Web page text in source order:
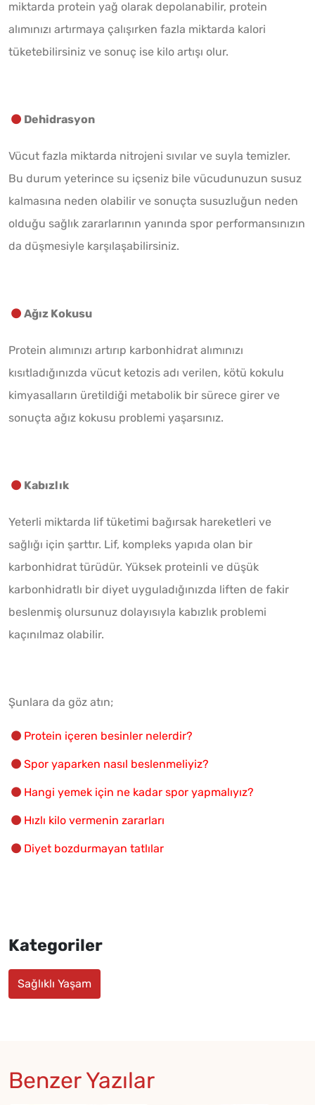
miktarda protein yağ olarak depolanabilir, protein
alımınızı artırmaya çalışırken fazla miktarda kalori
tüketebilirsiniz ve sonuç ise kilo artışı olur.
Dehidrasyon
Vücut fazla miktarda nitrojeni sıvılar ve suyla temizler.
Bu durum yeterince su içseniz bile vücudunuzun susuz
kalmasına neden olabilir ve sonuçta susuzluğun neden
olduğu sağlık zararlarının yanında spor performansınızın
da düşmesiyle karşılaşabilirsiniz.
Ağız Kokusu
Protein alımınızı artırıp karbonhidrat alımınızı
kısıtladığınızda vücut ketozis adı verilen, kötü kokulu
kimyasalların üretildiği metabolik bir sürece girer ve
sonuçta ağız kokusu problemi yaşarsınız.
Kabızlık
Yeterli miktarda lif tüketimi bağırsak hareketleri ve
sağlığı için şarttır. Lif, kompleks yapıda olan bir
karbonhidrat türüdür. Yüksek proteinli ve düşük
karbonhidratlı bir diyet uyguladığınızda liften de fakir
beslenmiş olursunuz dolayısıyla kabızlık problemi
kaçınılmaz olabilir.
Şunlara da göz atın;
Protein içeren besinler nelerdir?
Spor yaparken nasıl beslenmeliyiz?
Hangi yemek için ne kadar spor yapmalıyız?
Hızlı kilo vermenin zararları
Diyet bozdurmayan tatlılar
Kategoriler
Sağlıklı Yaşam
Benzer Yazılar